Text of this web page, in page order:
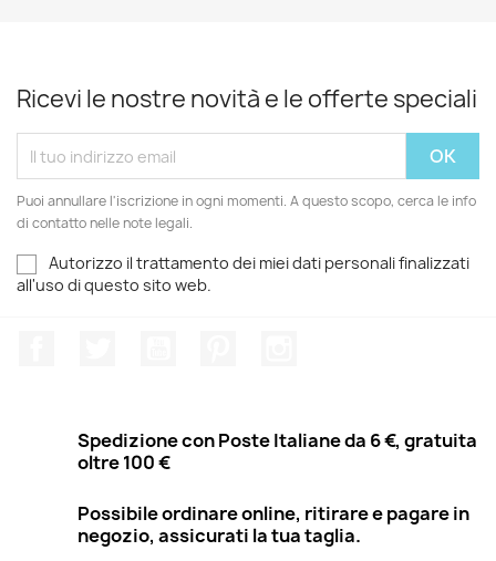
Ricevi le nostre novità e le offerte speciali
Puoi annullare l'iscrizione in ogni momenti. A questo scopo, cerca le info
di contatto nelle note legali.
Autorizzo il trattamento dei miei dati personali finalizzati
all'uso di questo sito web.
Spedizione con Poste Italiane da 6 €, gratuita
oltre 100 €
Possibile ordinare online, ritirare e pagare in
negozio, assicurati la tua taglia.